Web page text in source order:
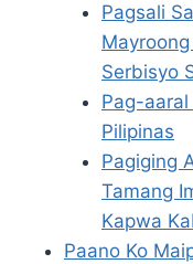
Pagsali
Serbisyo
Pag-
Pilipinas
Pagiging
Tamang
Kapwa
Paano Ko